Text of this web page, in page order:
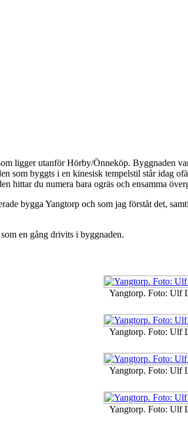
ligger utanför Hörby/Önneköp. Byggnaden
som byggts i en kinesisk tempelstil står idag
hittar du numera bara ogräs och ensamma
bygga Yangtorp och som jag förståt det,
en gång drivits i byggnaden.
Yangtorp. Foto: Ulf
Yangtorp. Foto: Ulf
Yangtorp. Foto: Ulf
Yangtorp. Foto: Ulf